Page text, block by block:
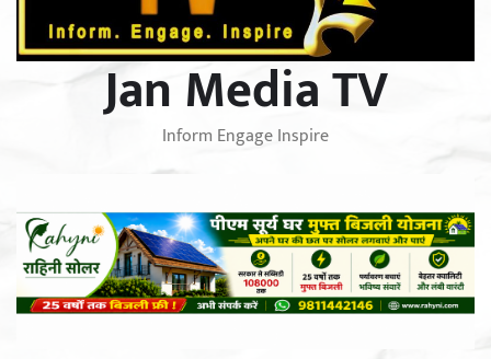
Jan Media TV
Inform Engage Inspire